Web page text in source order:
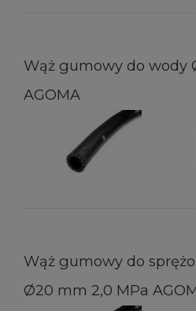
Wąż gumowy do wody
AGOMA
Wąż gumowy do
Ø20 mm 2,0 MPa